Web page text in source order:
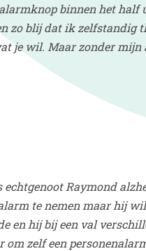
binnen het half
zo blij dat ik zelfstandig
je wil. Maar zonder
echtgenoot Raymond
te nemen maar hij
en hij bij een val
om zelf een